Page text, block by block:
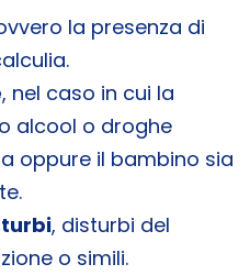
la presenza di
, nel caso in cui la
alcool o droghe
oppure il bambino sia
, disturbi del
o simili.